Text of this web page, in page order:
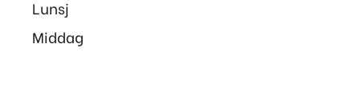
Lunsj
Middag